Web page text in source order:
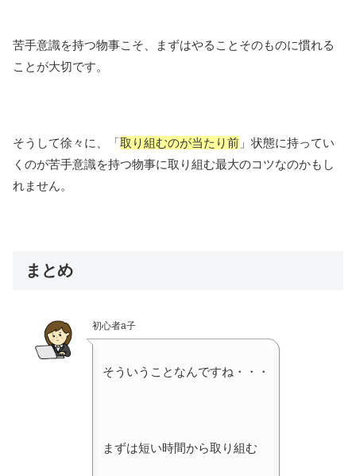
苦手意識を持つ物事こそ、まずはやることそのものに慣れる
ことが大切です。
そうして徐々に、「取り組むのが当たり前 」状態に持ってい
くのが苦手意識を持つ物事に取り組む最大のコツなのかもし
れません。
まとめ
初心者a子
そういうことなんですね・・・
まずは短い時間から取り組む